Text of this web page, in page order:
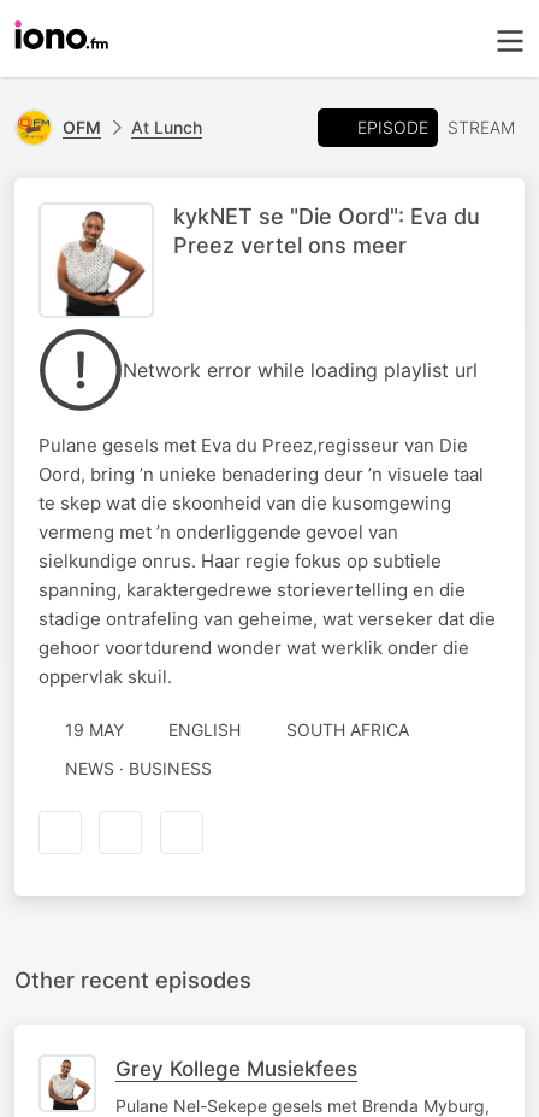
OFM At Lunch EPISODE STREAM
kykNET se "Die Oord": Eva du
Preez vertel ons meer
Network error while loading playlist url
Pulane gesels met Eva du Preez,regisseur van Die
Oord, bring ’n unieke benadering deur ’n visuele taal
te skep wat die skoonheid van die kusomgewing
vermeng met ’n onderliggende gevoel van
sielkundige onrus. Haar regie fokus op subtiele
spanning, karaktergedrewe storievertelling en die
stadige ontrafeling van geheime, wat verseker dat die
gehoor voortdurend wonder wat werklik onder die
oppervlak skuil.
19 MAY ENGLISH
SOUTH AFRICA
NEWS · BUSINESS
Other recent episodes
Grey Kollege Musiekfees
Pulane Nel-Sekepe gesels met Brenda Myburg,